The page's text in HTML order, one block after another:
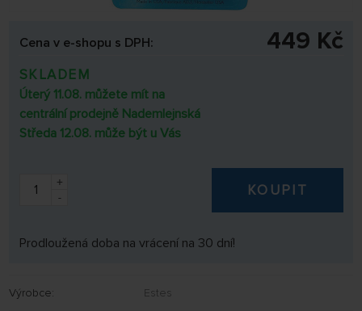
Cena v e-shopu s DPH: 449 Kč
SKLADEM
Úterý 11.08. můžete mít na
centrální prodejně Nademlejnská
Středa 12.08. může být u Vás
+
-
KOUPIT
Prodloužená doba na vrácení na 30 dní!
Výrobce: Estes